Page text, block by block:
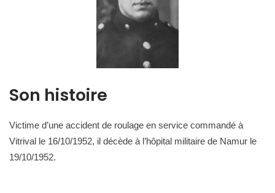
Son histoire
Victime d’une accident de roulage en service commandé à
Vitrival le 16/10/1952, il décède à l’hôpital militaire de Namur le
19/10/1952.